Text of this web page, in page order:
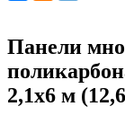
Панели
2,1х6 м